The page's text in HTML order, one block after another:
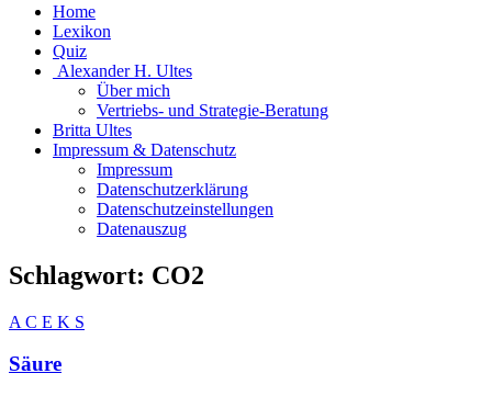
Home
Lexikon
Quiz
Alexander H. Ultes
Über mich
Vertriebs- und Strategie-Beratung
Britta Ultes
Impressum & Datenschutz
Impressum
Datenschutzerklärung
Datenschutzeinstellungen
Datenauszug
Schlagwort: CO2
A C E K S
Säure